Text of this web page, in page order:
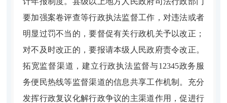
要加强案卷评查等行政执法监督工作，对违法或者
明显过罚不当的，要督促有关行政机关予以改正；
对不及时改正的，要报请本级人民政府责令改正。
拓宽监督渠道，建立行政执法监督与12345政务服
务便民热线等监督渠道的信息共享工作机制。充分
发挥行政复议化解行政争议的主渠道作用，促进行